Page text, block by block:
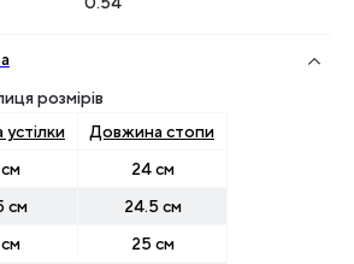
Довжина стопи
24 см
см
24.5 см
25 см
розмірів